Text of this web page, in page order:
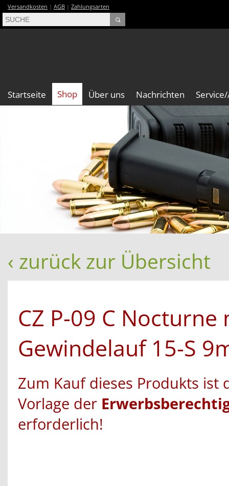
Versandkosten | AGB | Zahlungsarten
Startseite Shop Über uns Nachrichten
‹ zurück zur Übersicht
CZ P-09 C Nocturne
Gewindelauf 15-S
Zum Kauf dieses Produkts ist
Vorlage der
erforderlich!